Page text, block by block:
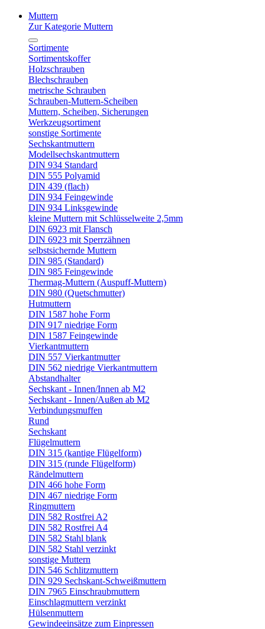
Muttern
Zur Kategorie Muttern
Sortimente
Sortimentskoffer
Holzschrauben
Blechschrauben
metrische Schrauben
Schrauben-Muttern-Scheiben
Muttern, Scheiben, Sicherungen
Werkzeugsortiment
sonstige Sortimente
Sechskantmuttern
Modellsechskantmuttern
DIN 934 Standard
DIN 555 Polyamid
DIN 439 (flach)
DIN 934 Feingewinde
DIN 934 Linksgewinde
kleine Muttern mit Schlüsselweite 2,5mm
DIN 6923 mit Flansch
DIN 6923 mit Sperrzähnen
selbstsichernde Muttern
DIN 985 (Standard)
DIN 985 Feingewinde
Thermag-Muttern (Auspuff-Muttern)
DIN 980 (Quetschmutter)
Hutmuttern
DIN 1587 hohe Form
DIN 917 niedrige Form
DIN 1587 Feingewinde
Vierkantmuttern
DIN 557 Vierkantmutter
DIN 562 niedrige Vierkantmuttern
Abstandhalter
Sechskant - Innen/Innen ab M2
Sechskant - Innen/Außen ab M2
Verbindungsmuffen
Rund
Sechskant
Flügelmuttern
DIN 315 (kantige Flügelform)
DIN 315 (runde Flügelform)
Rändelmuttern
DIN 466 hohe Form
DIN 467 niedrige Form
Ringmuttern
DIN 582 Rostfrei A2
DIN 582 Rostfrei A4
DIN 582 Stahl blank
DIN 582 Stahl verzinkt
sonstige Muttern
DIN 546 Schlitzmuttern
DIN 929 Sechskant-Schweißmuttern
DIN 7965 Einschraubmuttern
Einschlagmuttern verzinkt
Hülsenmuttern
Gewindeeinsätze zum Einpressen